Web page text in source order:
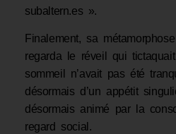
subaltern.es ».
Finalement, sa
regarda le réveil qui
sommeil n’avait pas été
désormais d’un appétit
désormais animé par la
regard social.